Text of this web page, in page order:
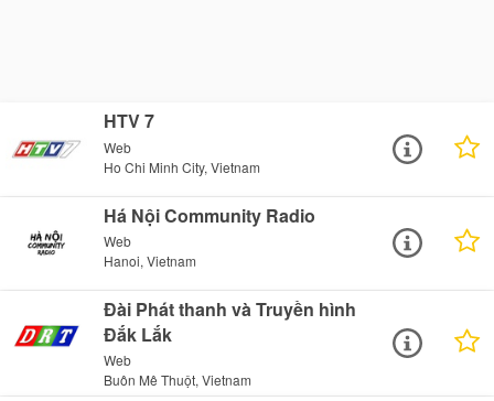
HTV 7
Web
Ho Chi Minh City, Vietnam
Há Nội Community Radio
Web
Hanoi, Vietnam
Đài Phát thanh và Truyền hình
Đắk Lắk
Web
Buôn Mê Thuột, Vietnam